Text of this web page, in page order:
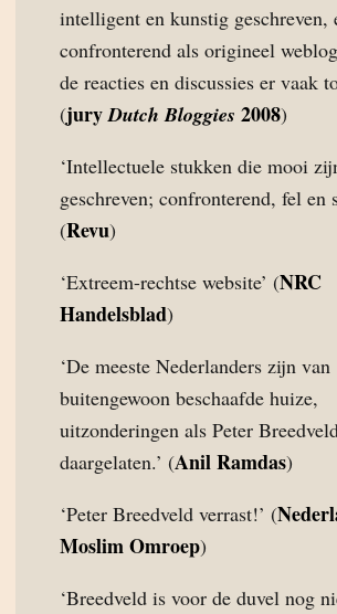
intelligent en kunstig geschreven,
confronterend als origineel
de reacties en discussies er vaak
(juryDutch Bloggies 2008)
‘Intellectuele stukken die mooi
geschreven; confronterend, fel en
(Revu)
‘Extreem-rechtse website’ (NRC
Handelsblad)
‘De meeste Nederlanders zijn van
buitengewoon beschaafde huize,
uitzonderingen als Peter
daargelaten.’ (Anil Ramdas)
‘Peter Breedveld verrast!’ (
Moslim Omroep)
‘Breedveld is voor de duvel nog